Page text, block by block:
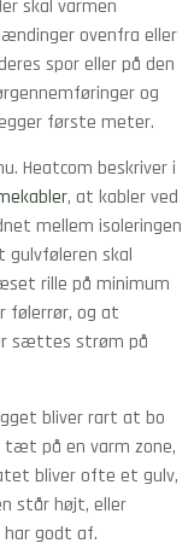
skal varmen
ovenfra eller
spor eller på den
og
første meter.
Heatcom beskriver i
, at kabler ved
mellem isoleringen
gulvføleren skal
rille på minimum
følerrør, og at
sættes strøm på
bliver rart at bo
tæt på en varm zone,
bliver ofte et gulv,
står højt, eller
godt af.